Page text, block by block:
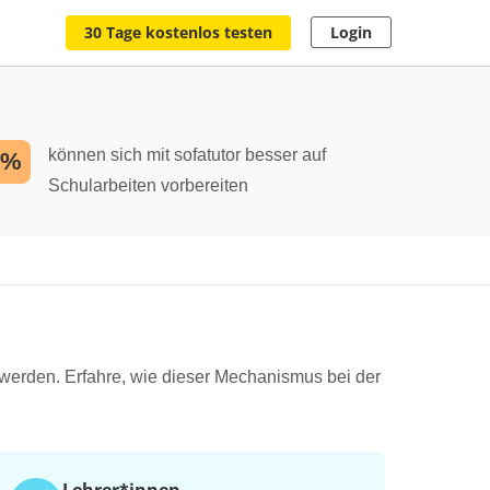
30 Tage kostenlos testen Login
können sich mit sofatutor besser auf
Schularbeiten vorbereiten
Erfahre, wie dieser Mechanismus bei der